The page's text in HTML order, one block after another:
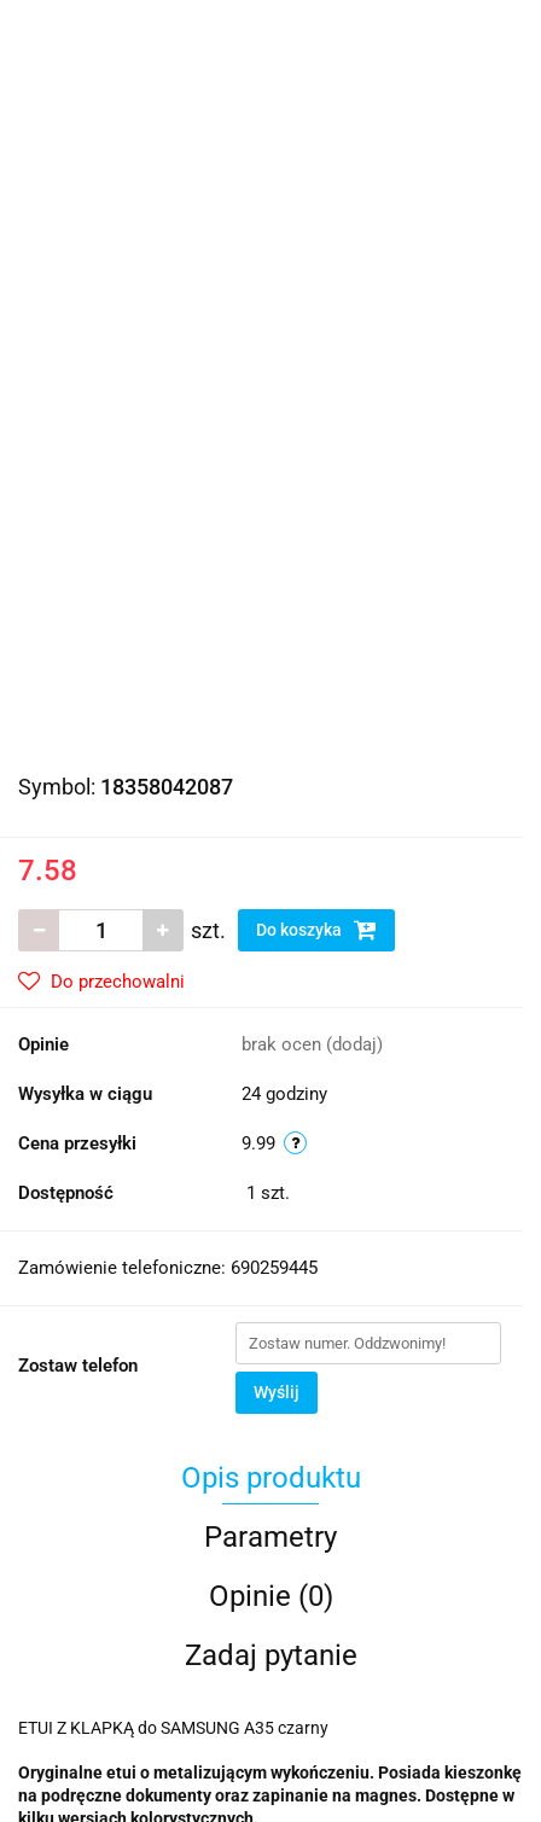
Symbol: 18358042087
7.58
szt. Do koszyka
Do przechowalni
Opinie brak ocen (dodaj)
Wysyłka w ciągu 24 godziny
Cena przesyłki 9.99
Dostępność 1 szt.
Zamówienie telefoniczne: 690259445
Zostaw telefon
Wyślij
Opis produktu
Parametry
Opinie (0)
Zadaj pytanie
ETUI Z KLAPKĄ do SAMSUNG A35 czarny
Oryginalne etui o metalizującym wykończeniu. Posiada kieszonkę
na podręczne dokumenty oraz zapinanie na magnes. Dostępne w